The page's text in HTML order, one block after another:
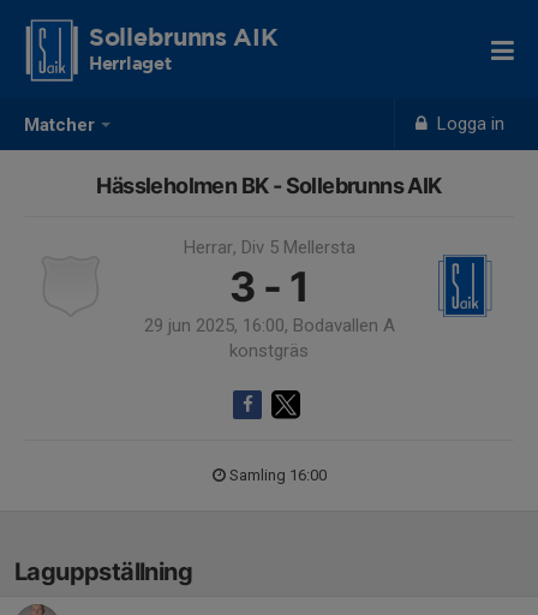
Matcher Logga in
Sollebrunns AIK
Herrlaget
Hässleholmen BK - Sollebrunns AIK
Herrar, Div 5 Mellersta
3 - 1
29 jun 2025, 16:00, Bodavallen A
konstgräs
Samling 16:00
Laguppställning